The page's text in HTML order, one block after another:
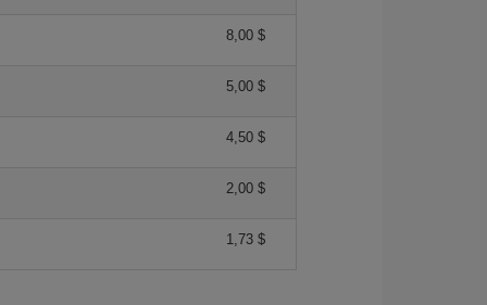
8,00 $
5,00 $
4,50 $
2,00 $
1,73 $